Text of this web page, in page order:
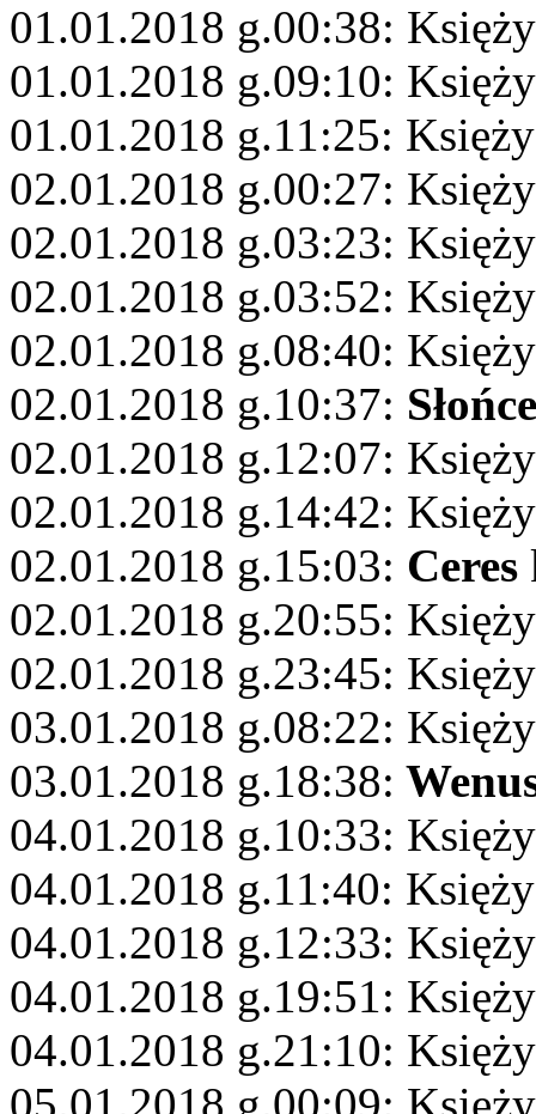
01.01.2018 g.00:38:
01.01.2018 g.09:10:
01.01.2018 g.11:25:
02.01.2018 g.00:27:
02.01.2018 g.03:23:
02.01.2018 g.03:52:
02.01.2018 g.08:40:
02.01.2018 g.10:37: Słońce
02.01.2018 g.12:07:
02.01.2018 g.14:42:
02.01.2018 g.15:03: Ceres
02.01.2018 g.20:55:
02.01.2018 g.23:45:
03.01.2018 g.08:22:
03.01.2018 g.18:38:
04.01.2018 g.10:33:
04.01.2018 g.11:40:
04.01.2018 g.12:33:
04.01.2018 g.19:51:
04.01.2018 g.21:10:
05.01.2018 g.00:09: